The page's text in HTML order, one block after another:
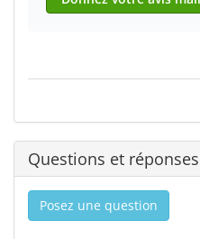
Questions et
Posez une question